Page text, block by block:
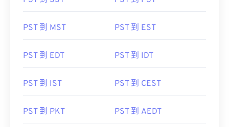
PST 到 MST PST 到 EST
PST 到 EDT PST 到 IDT
PST 到 IST PST 到 CEST
PST 到 PKT PST 到 AEDT